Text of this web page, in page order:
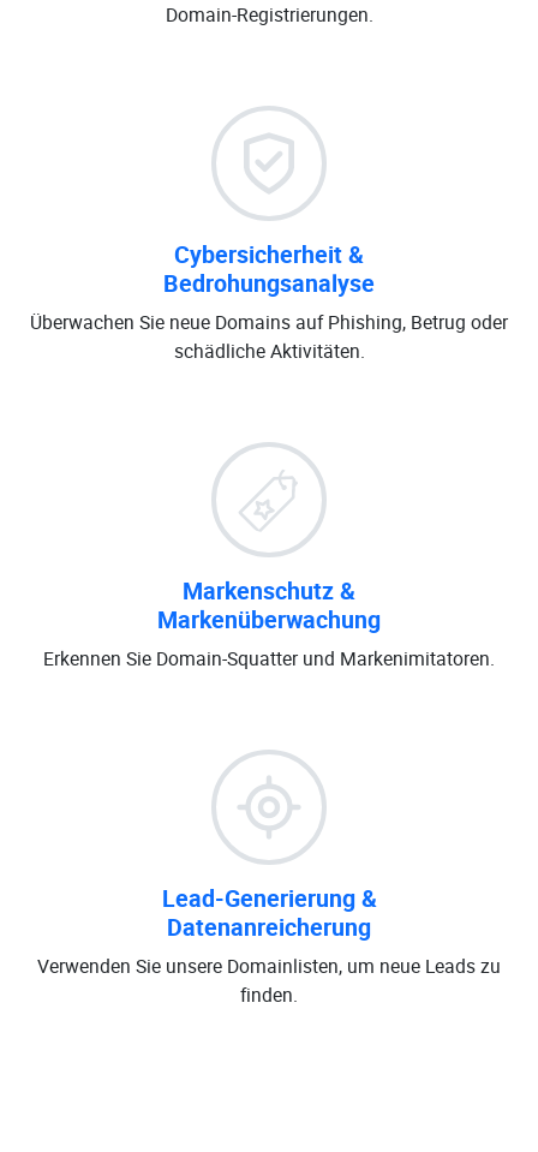
Domain-Registrierungen.
Cybersicherheit &
Bedrohungsanalyse
Überwachen Sie neue Domains auf Phishing, Betrug oder
schädliche Aktivitäten.
Markenschutz &
Markenüberwachung
Erkennen Sie Domain-Squatter und Markenimitatoren.
Lead-Generierung &
Datenanreicherung
Verwenden Sie unsere Domainlisten, um neue Leads zu
finden.